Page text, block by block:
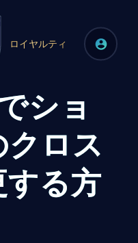
ロイヤルティ
ショ
ロス
る方